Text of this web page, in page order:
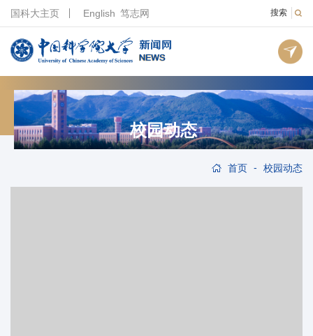
搜索
国科大主页 English 笃志网
校园动态
首页 - 校园动态